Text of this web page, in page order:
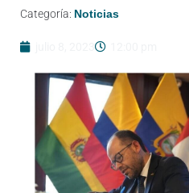
Categoría: Noticias